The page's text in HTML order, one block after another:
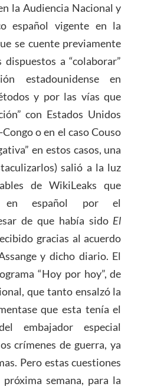
la Audiencia Nacional y
español vigente en la
se cuente previamente
a “colaborar”
estadounidense en
y por las vías que
con Estados Unidos
o en el caso Couso
en estos casos, una
salió a la luz
de WikiLeaks que
en español por el
de que había sido El
gracias al acuerdo
y dicho diario. El
“Hoy por hoy”, de
que tanto ensalzó la
que esta tenía el
embajador especial
crímenes de guerra, ya
Pero estas cuestiones
semana, para la